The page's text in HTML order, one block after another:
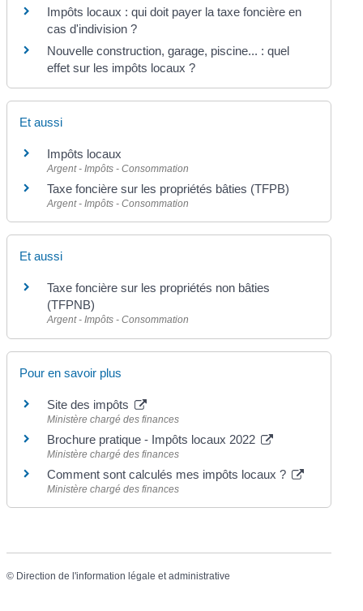
Impôts locaux : qui doit payer la taxe foncière en
cas d'indivision ?
Nouvelle construction, garage, piscine... : quel
effet sur les impôts locaux ?
Et aussi
Impôts locaux
Argent - Impôts - Consommation
Taxe foncière sur les propriétés bâties (TFPB)
Argent - Impôts - Consommation
Et aussi
Taxe foncière sur les propriétés non bâties
(TFPNB)
Argent - Impôts - Consommation
Pour en savoir plus
Site des impôts
Ministère chargé des finances
Brochure pratique - Impôts locaux 2022
Ministère chargé des finances
Comment sont calculés mes impôts locaux ?
Ministère chargé des finances
© Direction de l'information légale et administrative